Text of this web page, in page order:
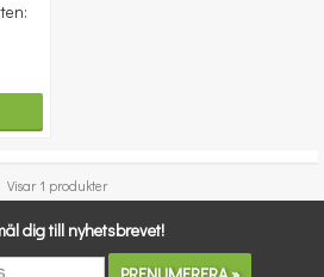
Visar 1 produkter
dig till nyhetsbrevet!